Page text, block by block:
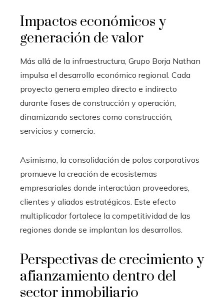
Impactos económicos y
generación de valor
Más allá de la infraestructura, Grupo Borja Nathan
impulsa el desarrollo económico regional. Cada
proyecto genera empleo directo e indirecto
durante fases de construcción y operación,
dinamizando sectores como construcción,
servicios y comercio.
Asimismo, la consolidación de polos corporativos
promueve la creación de ecosistemas
empresariales donde interactúan proveedores,
clientes y aliados estratégicos. Este efecto
multiplicador fortalece la competitividad de las
regiones donde se implantan los desarrollos.
Perspectivas de crecimiento y
afianzamiento dentro del
sector inmobiliario